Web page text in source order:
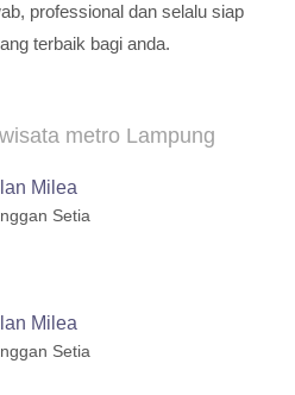
professional dan selalu siap
terbaik bagi anda.
Milea
Setia
Milea
Setia